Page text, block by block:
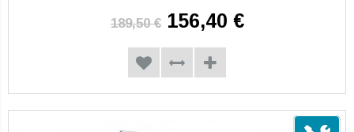
189,50 € 156,40 €